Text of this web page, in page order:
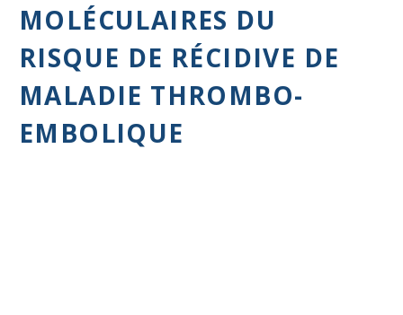
MOLÉCULAIRES DU
RISQUE DE RÉCIDIVE DE
MALADIE THROMBO-
EMBOLIQUE